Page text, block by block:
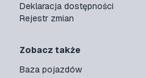
Deklaracja dostępności
Rejestr zmian
Zobacz także
Baza pojazdów